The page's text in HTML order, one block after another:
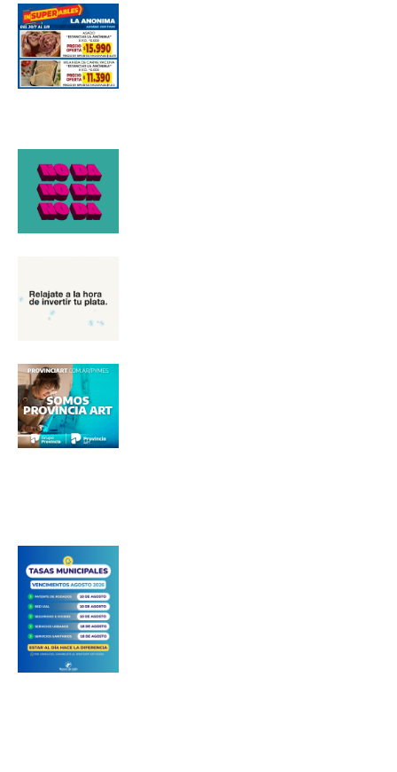
Dirección de correo electrónico
Nombre
Apellidos
Número de teléfono